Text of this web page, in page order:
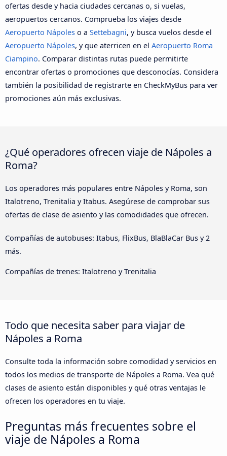
ofertas desde y hacia ciudades cercanas o, si vuelas,
aeropuertos cercanos. Comprueba los viajes desde
Aeropuerto Nápoles o a Settebagni, y busca vuelos desde el
Aeropuerto Nápoles, y que aterricen en el Aeropuerto Roma
Ciampino. Comparar distintas rutas puede permitirte
encontrar ofertas o promociones que desconocías. Considera
también la posibilidad de registrarte en CheckMyBus para ver
promociones aún más exclusivas.
¿Qué operadores ofrecen viaje de Nápoles a
Roma?
Los operadores más populares entre Nápoles y Roma, son
Italotreno, Trenitalia y Itabus. Asegúrese de comprobar sus
ofertas de clase de asiento y las comodidades que ofrecen.
Compañías de autobuses: Itabus, FlixBus, BlaBlaCar Bus y 2
más.
Compañías de trenes: Italotreno y Trenitalia
Todo que necesita saber para viajar de
Nápoles a Roma
Consulte toda la información sobre comodidad y servicios en
todos los medios de transporte de Nápoles a Roma. Vea qué
clases de asiento están disponibles y qué otras ventajas le
ofrecen los operadores en tu viaje.
Preguntas más frecuentes sobre el
viaje de Nápoles a Roma